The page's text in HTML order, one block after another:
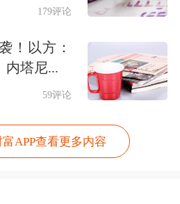
，占比19.0%；家电
计品牌价值为4.86亿
179评论
！以方：
内塔尼...
59评论
APP查看更多内容